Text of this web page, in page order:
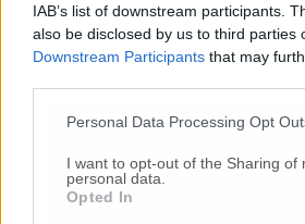
IAB’s list of downstream participants.
also be disclosed by us to third parties
Downstream Participants that may
Personal Data Processing Opt
I want to opt-out of the Sharing of
personal data.
Opted In
Commenti
Nessun commento presente
Commenta